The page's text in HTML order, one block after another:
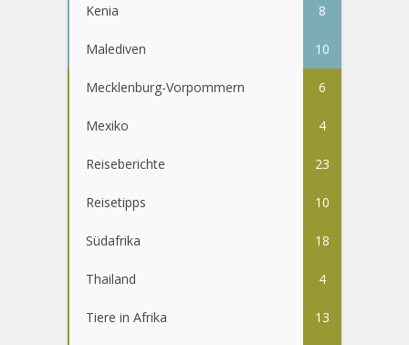
Kenia 8
Malediven 10
Mecklenburg-Vorpommern 6
Mexiko 4
Reiseberichte 23
Reisetipps 10
Südafrika 18
Thailand 4
Tiere in Afrika 13